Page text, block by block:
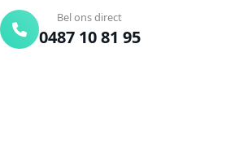
Bel ons direct
0487 10 81 95